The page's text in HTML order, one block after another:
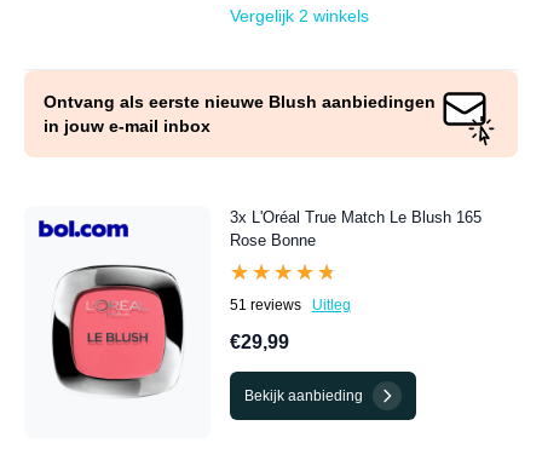
Vergelijk 2 winkels
Ontvang als eerste nieuwe Blush aanbiedingen
in jouw e-mail inbox
3x L'Oréal True Match Le Blush 165
Rose Bonne
★★★★★
★★★★★
51 reviews Uitleg
€29,99
Bekijk aanbieding